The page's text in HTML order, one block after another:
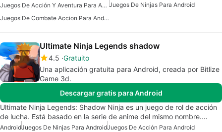
Juegos De Acción Y Aventura Para Android Juegos De Ninjas Para Android
Juegos De Combate Accion Para Android
Ultimate Ninja Legends shadow
4.5 Gratuito
Una aplicación gratuita para Android, creada por Bitlize
Game 3d.
Descargar gratis para Android
Ultimate Ninja Legends: Shadow Ninja es un juego de rol de acción
de lucha. Está basado en la serie de anime del mismo nombre.…
AndroidJuegos De Ninjas Para AndroidJuegos De Acción Para Android